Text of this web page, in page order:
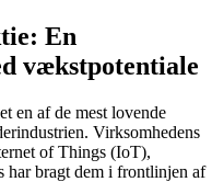
En
vækstpotentiale
en af de mest lovende
Virksomhedens
of Things (IoT),
har bragt dem i frontlinjen af